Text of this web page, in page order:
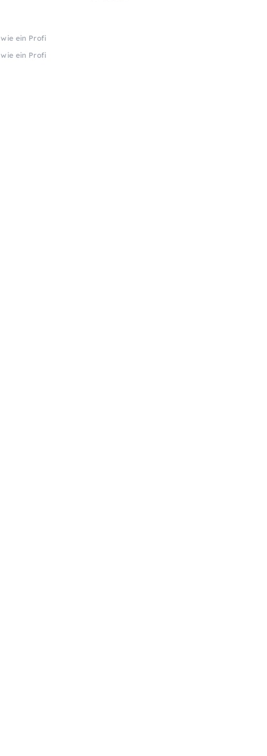
ein Profi
ein Profi